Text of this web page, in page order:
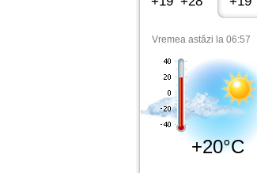
Vremea astăzi la 06:57
+20°C